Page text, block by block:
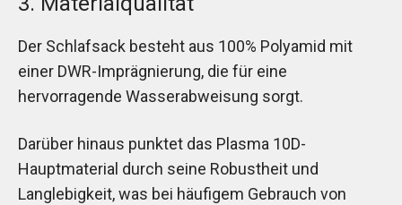
Der Schlafsack besteht aus 100% Polyamid mit
einer DWR-Imprägnierung, die für eine
hervorragende Wasserabweisung sorgt.
Darüber hinaus punktet das Plasma 10D-
Hauptmaterial durch seine Robustheit und
Langlebigkeit, was bei häufigem Gebrauch von